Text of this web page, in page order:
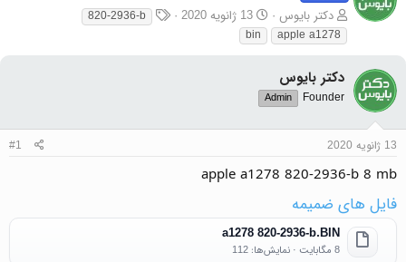
آغازگر گفتمان
دکتر بایوس تاریخ شروع
13 ژانویه 2020 برچسب‌ها
820-2936-b
apple a1278
bin
دکتر بایوس
Founder
Admin
13 ژانویه 2020 #1
apple a1278 820-2936-b 8 mb
فایل های ضمیمه
a1278 820-2936-b.BIN
8 مگابایت · نمایش‌ها: 112